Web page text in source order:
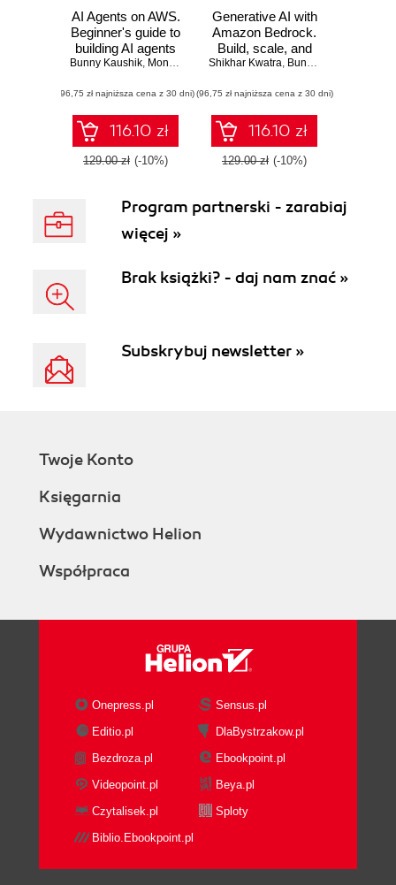
AI Agents on AWS.
Beginner's guide to
building AI agents
on AWS
Bunny Kaushik, Mona M Randy DeFauw
(96,75 zł najniższa cena z 30 dni)
116.10 zł
129.00 zł (-10%)
Generative AI with
Amazon Bedrock.
Build, scale, and
secure generative
using Amazon
Bedrock
Shikhar Kwatra, Bunny Kaushik
(96,75 zł najniższa cena z 30 dni)
116.10 zł
129.00 zł (-10%)
Program partnerski - zarabiaj
więcej »
Brak książki? - daj nam znać »
Subskrybuj newsletter »
Twoje Konto
Księgarnia
Wydawnictwo Helion
Współpraca
Onepress.pl
Sensus.pl
Editio.pl
DlaBystrzakow.pl
Bezdroza.pl
Ebookpoint.pl
Videopoint.pl
Beya.pl
Czytalisek.pl
Sploty
Biblio.Ebookpoint.pl